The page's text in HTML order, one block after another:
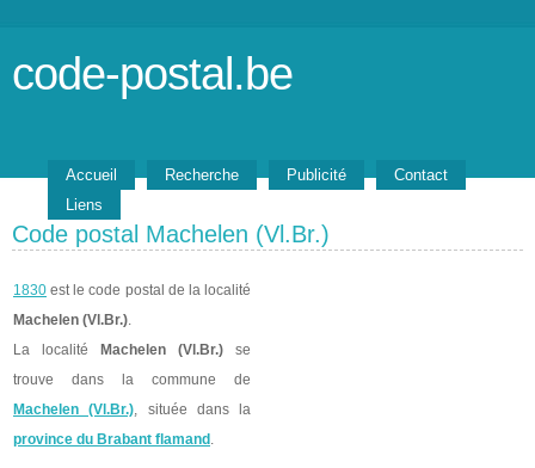
code-postal.be
Accueil Recherche Publicité
Contact
Liens
Code postal Machelen (Vl.Br.)
1830 est le code postal de la localité
Machelen (Vl.Br.).
La localité
Machelen (Vl.Br.) se
trouve dans la commune de
Machelen (Vl.Br.), située dans la
province du Brabant flamand .